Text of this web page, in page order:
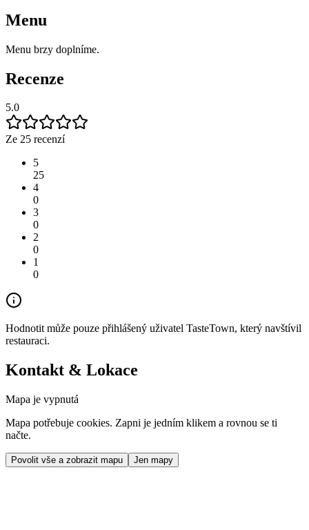
Menu
Menu brzy doplníme.
Recenze
5.0
Ze 25 recenzí
5
25
4
0
3
0
2
0
1
0
Hodnotit může pouze přihlášený uživatel TasteTown, který navštívil
restauraci.
Kontakt & Lokace
Mapa je vypnutá
Mapa potřebuje cookies. Zapni je jedním klikem a rovnou se ti
načte.
Povolit vše a zobrazit mapu Jen mapy